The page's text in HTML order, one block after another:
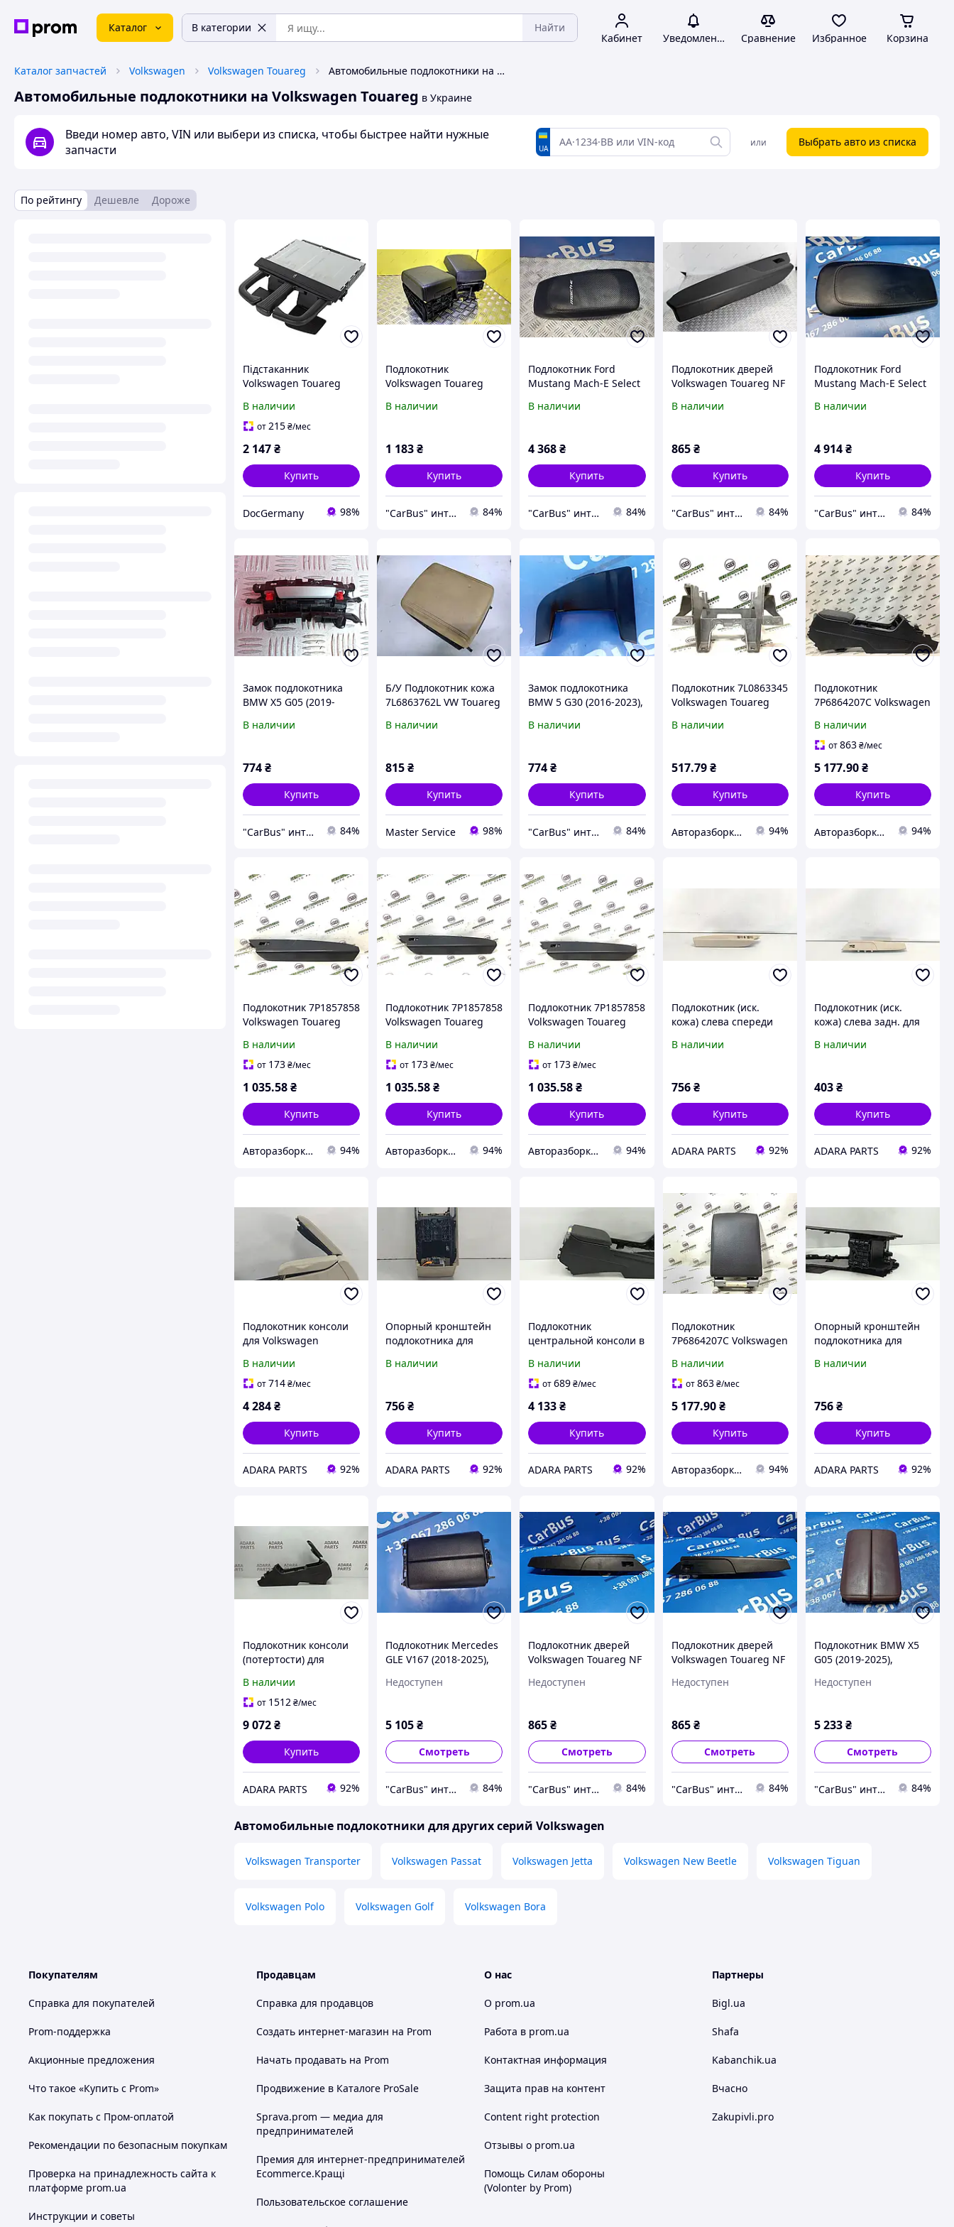
Каталог В категории Найти
Кабинет Уведомления Сравнение Избранное Корзина
Каталог запчастей Volkswagen Volkswagen Touareg Автомобильные подлокотники на Volkswagen Touareg
Автомобильные подлокотники на Volkswagen Touareg в Украине
Введи номер авто, VIN или выбери из списка, чтобы быстрее найти нужные
запчасти
UA или Выбрать авто из списка
По рейтингу Дешевле Дороже
Підстаканник
Volkswagen Touareg
1J0858601C
В наличии
от215₴/мес
2 147₴
Купить
DocGermany 98%
Подлокотник
Volkswagen Touareg
7L6863762L
В наличии
1 183₴
Купить
"CarBus" интернет-магазин запчастей 84%
Подлокотник Ford
Mustang Mach-E Select
LJ8BR044K78
В наличии
4 368₴
Купить
"CarBus" интернет-магазин запчастей 84%
Подлокотник дверей
Volkswagen Touareg NF
В наличии
865 ₴
Купить
"CarBus" интернет-магазин запчастей 84%
Подлокотник Ford
Mustang Mach-E Select
LJ8Z5806024AJ
В наличии
4 914₴
Купить
"CarBus" интернет-магазин запчастей 84%
Замок подлокотника
BMW X5 G05 (2019-
В наличии
774₴
Купить
"CarBus" интернет-магазин запчастей 84%
Б/У Подлокотник кожа
7L6863762L VW Touareg
7L6864437, 7L6863324,
В наличии
815₴
Купить
Master Service 98%
Замок подлокотника
BMW 5 G30 (2016-2023),
В наличии
774₴
Купить
"CarBus" интернет-магазин запчастей 84%
Подлокотник 7L0863345
Volkswagen Touareg
В наличии
517.79 ₴
Купить
Авторазборка "Gen Brothers" 94%
Подлокотник
7P6864207C Volkswagen
В наличии
от863₴/мес
5 177.90₴
Купить
Авторазборка "Gen Brothers" 94%
Подлокотник 7P1857858
Volkswagen Touareg
В наличии
от 173₴/мес
1 035.58₴
Купить
Авторазборка "Gen Brothers" 94%
Подлокотник 7P1857858
Volkswagen Touareg
В наличии
от 173₴/мес
1 035.58₴
Купить
Авторазборка "Gen Brothers" 94%
Подлокотник 7P1857858
Volkswagen Touareg
В наличии
от 173₴/мес
1 035.58₴
Купить
Авторазборка "Gen Brothers" 94%
Подлокотник (иск.
кожа) слева спереди
Touareg 2010-2014 (7P
В наличии
756 ₴
Купить
ADARA PARTS 92%
Подлокотник (иск.
кожа) слева задн. для
2010-2014 (7P 2nd gen)
В наличии
403₴
Купить
ADARA PARTS 92%
Подлокотник консоли
для Volkswagen
2nd gen)
(7P6864207B86W)
В наличии
от714₴/мес
4 284₴
Купить
ADARA PARTS 92%
Опорный кронштейн
подлокотника для
2010-2014 (7P 2nd gen)
В наличии
756₴
Купить
ADARA PARTS 92%
Подлокотник
центральной консоли в
Touareg 2010-2014 (7P
2nd gen)
В наличии
от689₴/мес
4 133₴
Купить
ADARA PARTS 92%
Подлокотник
7P6864207C Volkswagen
В наличии
от863 ₴/мес
5 177.90 ₴
Купить
Авторазборка "Gen Brothers" 94%
Опорный кронштейн
подлокотника для
2010-2014 (7P 2nd gen)
В наличии
756₴
Купить
ADARA PARTS 92%
Подлокотник консоли
(потертости) для
2010-2014 (7P 2nd gen)
(7P6864207BJF7)
В наличии
от 1512₴/мес
9 072₴
Купить
ADARA PARTS 92%
Подлокотник Mercedes
GLE V167 (2018-2025),
Недоступен
5 105₴
Смотреть
"CarBus" интернет-магазин запчастей 84%
Подлокотник дверей
Volkswagen Touareg NF
Недоступен
865₴
Смотреть
"CarBus" интернет-магазин запчастей 84%
Подлокотник дверей
Volkswagen Touareg NF
Недоступен
865 ₴
Смотреть
"CarBus" интернет-магазин запчастей 84%
Подлокотник BMW X5
G05 (2019-2025),
Недоступен
5 233₴
Смотреть
"CarBus" интернет-магазин запчастей 84%
Автомобильные подлокотники для других серий Volkswagen
Volkswagen Transporter Volkswagen Passat Volkswagen Jetta Volkswagen New Beetle Volkswagen Tiguan
Volkswagen Polo Volkswagen Golf Volkswagen Bora
Покупателям
Справка для покупателей
Prom-поддержка
Акционные предложения
Что такое «Купить с Prom»
Как покупать с Пром-оплатой
Рекомендации по безопасным покупкам
Проверка на принадлежность сайта к
платформе prom.ua
Инструкции и советы
Продавцам
Справка для продавцов
Создать интернет-магазин на Prom
Начать продавать на Prom
Продвижение в Каталоге ProSale
Sprava.prom — медиа для
предпринимателей
Премия для интернет-предпринимателей
Ecommerce.Кращі
Пользовательское соглашение
О нас
О prom.ua
Работа в prom.ua
Контактная информация
Защита прав на контент
Content right protection
Отзывы о prom.ua
Помощь Силам обороны
(Volonter by Prom)
Партнеры
Bigl.ua
Shafa
Kabanchik.ua
Вчасно
Zakupivli.pro